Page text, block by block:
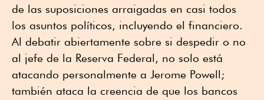
de las suposiciones arraigadas en casi todos
los asuntos políticos, incluyendo el financiero.
Al debatir abiertamente sobre si despedir o no
al jefe de la Reserva Federal, no solo está
atacando personalmente a Jerome Powell;
también ataca la creencia de que los bancos